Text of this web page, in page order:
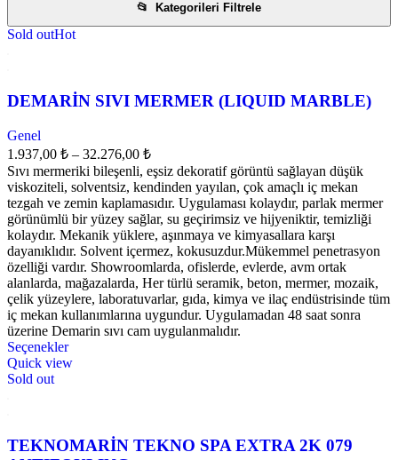
(0)
İp & İskota & Donanım İpleri
Kabin (0)
Koruma Kılıfları (0)
LALİZAS (0)
Minn Kota Motor (0)
Motor Aksamı
Navigasyon (0)
Panel (0)
Pis Su
Römork (0)
Salma & Dümen Parçaları (0)
Sanal Çapalar
Sintine
Sintine Pompası
Su Yapıcı (0)
📂 Kategorileri Filtrele
Sold outHot
DEMARİN SIVI MERMER (LIQUID MARBLE)
Genel
1.937,00 ₺ – 32.276,00 ₺Fiyat
aralığı:
1.937,00 ₺
-
32.276,00 ₺
Sıvı mermeriki bileşenli, eşsiz dekoratif görüntü sağlayan düşük
viskoziteli, solventsiz, kendinden yayılan, çok amaçlı iç mekan
tezgah ve zemin kaplamasıdır. Uygulaması kolaydır, parlak mermer
görünümlü bir yüzey sağlar, su geçirimsiz ve hijyeniktir, temizliği
kolaydır. Mekanik yüklere, aşınmaya ve kimyasallara karşı
dayanıklıdır. Solvent içermez, kokusuzdur.Mükemmel penetrasyon
özelliği vardır. Showroomlarda, ofislerde, evlerde, avm ortak
alanlarda, mağazalarda, Her türlü seramik, beton, mermer, mozaik,
çelik yüzeylere, laboratuvarlar, gıda, kimya ve ilaç endüstrisinde tüm
iç mekan kullanımlarına uygundur. Uygulamadan 48 saat sonra
üzerine Demarin sıvı cam uygulanmalıdır.
SeçeneklerBu
ürünün
Seçenekler
Quick view
Sold out
TEKNOMARİN TEKNO SPA EXTRA 2K 079